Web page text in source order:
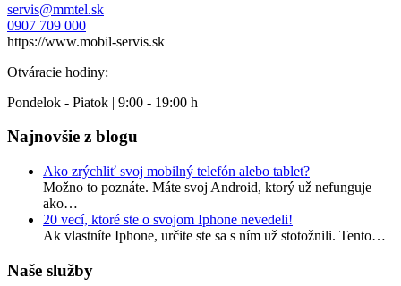
servis@mmtel.sk
0907 709 000
https://www.mobil-servis.sk
Otváracie hodiny:
Pondelok - Piatok | 9:00 - 19:00 h
Najnovšie z blogu
Ako zrýchliť svoj mobilný telefón alebo tablet?
Možno to poznáte. Máte svoj Android, ktorý už nefunguje
ako…
20 vecí, ktoré ste o svojom Iphone nevedeli!
Ak vlastníte Iphone, určite ste sa s ním už stotožnili. Tento…
Naše služby